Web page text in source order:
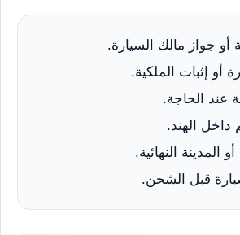
جواز مالك السيارة.
أو إثبات الملكية.
عند الحاجة.
داخل الهند.
المدينة النهائية.
قبل الشحن.